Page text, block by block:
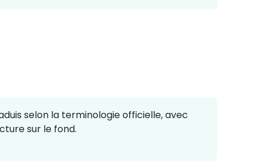
selon la terminologie officielle, avec
sur le fond.